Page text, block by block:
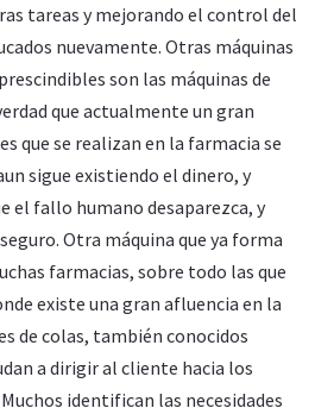
tareas y mejorando el control del
nuevamente. Otras máquinas
son las máquinas de
que actualmente un gran
que se realizan en la farmacia se
sigue existiendo el dinero, y
el fallo humano desaparezca, y
Otra máquina que ya forma
farmacias, sobre todo las que
existe una gran afluencia en la
de colas, también conocidos
a dirigir al cliente hacia los
identifican las necesidades